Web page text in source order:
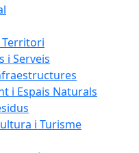
i Serveis
i Espais Naturals
i Turisme